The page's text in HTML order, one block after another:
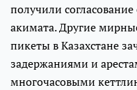
получили
акимата. Другие
пикеты в Казахстане
задержаниями и
многочасовыми